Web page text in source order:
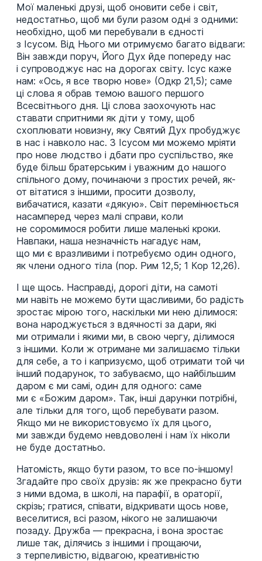
Мої маленькі друзі, щоб оновити себе і світ,
недостатньо, щоб ми були разом одні з одними:
необхідно, щоб ми перебували в єдності
з Ісусом. Від Нього ми отримуємо багато відваги:
Він завжди поруч, Його Дух йде попереду нас
і супроводжує нас на дорогах світу. Ісус каже
нам: «Ось, я все творю нове» (Одкр 21,5); саме
ці слова я обрав темою вашого першого
Всесвітнього дня. Ці слова заохочують нас
ставати спритними як діти у тому, щоб
схоплювати новизну, яку Святий Дух пробуджує
в нас і навколо нас. З Ісусом ми можемо мріяти
про нове людство і дбати про суспільство, яке
буде більш братерським і уважним до нашого
спільного дому, починаючи з простих речей, як-
от вітатися з іншими, просити дозволу,
вибачатися, казати «дякую». Світ перемінюється
насамперед через малі справи, коли
не соромимося робити лише маленькі кроки.
Навпаки, наша незначність нагадує нам,
що ми є вразливими і потребуємо один одного,
як члени одного тіла (пор. Рим 12,5; 1 Кор 12,26).
І ще щось. Насправді, дорогі діти, на самоті
ми навіть не можемо бути щасливими, бо радість
зростає мірою того, наскільки ми нею ділимося:
вона народжується з вдячності за дари, які
ми отримали і якими ми, в свою чергу, ділимося
з іншими. Коли ж отримане ми залишаємо тільки
для себе, а то і капризуємо, щоб отримати той чи
інший подарунок, то забуваємо, що найбільшим
даром є ми самі, один для одного: саме
ми є «Божим даром». Так, інші дарунки потрібні,
але тільки для того, щоб перебувати разом.
Якщо ми не використовуємо їх для цього,
ми завжди будемо невдоволені і нам їх ніколи
не буде достатньо.
Натомість, якщо бути разом, то все по-іншому!
Згадайте про своїх друзів: як же прекрасно бути
з ними вдома, в школі, на парафії, в ораторії,
скрізь; гратися, співати, відкривати щось нове,
веселитися, всі разом, нікого не залишаючи
позаду. Дружба — прекрасна, і вона зростає
лише так, ділячись з іншими і прощаючи,
з терпеливістю, відвагою, креативністю